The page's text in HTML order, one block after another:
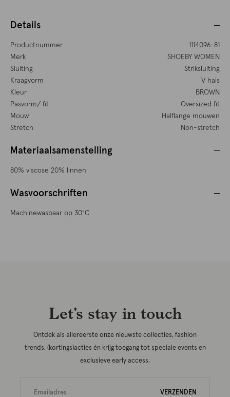
Details
Productnummer
1114096-81
Merk
SHOEBY WOMEN
Sluiting
Striksluiting
Kraagvorm
V hals
Kleur
BROWN
Pasvorm/ fit
Oversized fit
Mouw
Halflange mouwen
Stretch
Non-stretch
Materiaalsamenstelling
80% viscose 20% linnen
Wasvoorschriften
Machinewasbaar op 30°C
Let’s stay in touch
Ontdek als allereerste onze nieuwste collecties, fashion
trends, (kortings)acties én krijg toegang tot speciale events en
exclusieve early access.
VERZENDEN